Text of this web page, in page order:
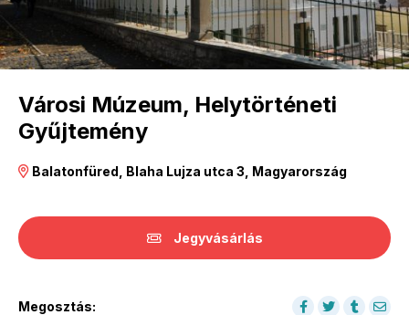
Városi Múzeum, Helytörténeti
Gyűjtemény
Balatonfüred, Blaha Lujza utca 3, Magyarország
Jegyvásárlás
Megosztás: